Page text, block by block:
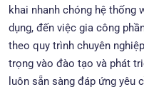
khai nhanh chóng hệ thống
dụng, đến việc gia công
theo quy trình chuyên
trọng vào đào tạo và phát
luôn sẵn sàng đáp ứng yêu